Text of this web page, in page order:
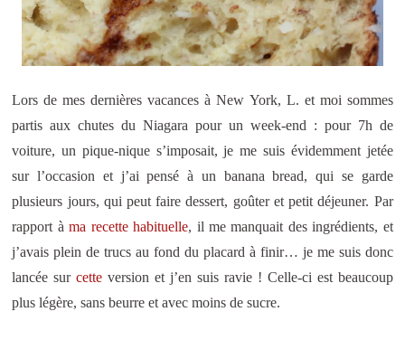
Lors de mes dernières vacances à New York, L. et moi sommes
partis aux chutes du Niagara pour un week-end : pour 7h de
voiture, un pique-nique s’imposait, je me suis évidemment jetée
sur l’occasion et j’ai pensé à un banana bread, qui se garde
plusieurs jours, qui peut faire dessert, goûter et petit déjeuner. Par
rapport àma recette habituelle, il me manquait des ingrédients, et
j’avais plein de trucs au fond du placard à finir… je me suis donc
lancée surcette version et j’en suis ravie ! Celle-ci est beaucoup
plus légère, sans beurre et avec moins de sucre.